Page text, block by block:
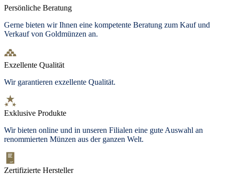
Persönliche Beratung
Gerne bieten wir Ihnen eine kompetente Beratung zum Kauf und
Verkauf von Goldmünzen an.
Exzellente Qualität
Wir garantieren exzellente Qualität.
Exklusive Produkte
Wir bieten online und in unseren Filialen eine gute Auswahl an
renommierten Münzen aus der ganzen Welt.
Zertifizierte Hersteller